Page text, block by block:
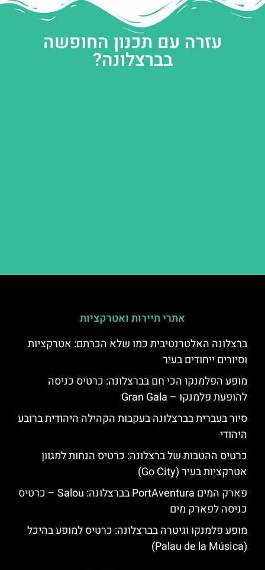
עזרה עם תכנון החופשה
בברצלונה?
אתרי תיירות ואטרקציות
ברצלונה האלטרנטיבית כמו שלא הכרתם: אטרקציות
וסיורים ייחודים בעיר
מופע הפלמנקו הכי חם בברצלונה: כרטיס כניסה
להופעת פלמנקו – Gran Gala
סיור בעברית בברצלונה בעקבות הקהילה היהודית ברובע
היהודי
כרטיס ההטבות של ברצלונה: כרטיס הנחות למגוון
אטרקציות בעיר (Go City)
פארק המים PortAventura בברצלונה: Salou – כרטיס
כניסה לפארק מים
מופע פלמנקו וגיטרה בברצלונה: כרטיס למופע בהיכל
(Palau de la Música)